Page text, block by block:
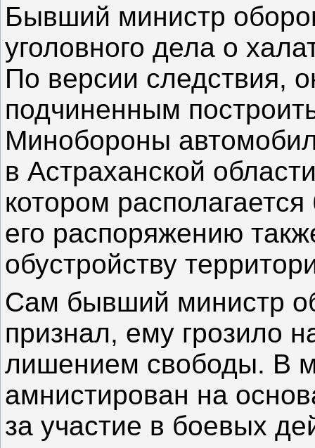
Бывший министр
уголовного дела о
По версии следствия,
подчиненным
Минобороны
в Астраханской
котором
его распоряжению
обустройству
Сам бывший министр
признал, ему грозило
лишением свободы. В
амнистирован на
за участие в боевых